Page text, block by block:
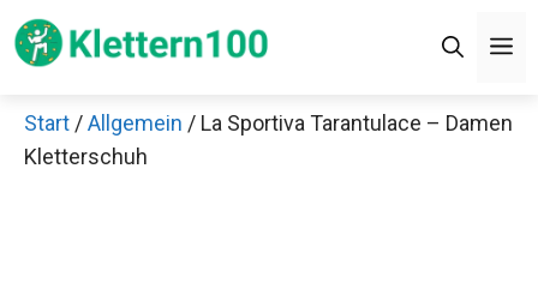
Zum
Inhalt
Start /Allgemein / La Sportiva Tarantulace – Damen
Kletterschuh